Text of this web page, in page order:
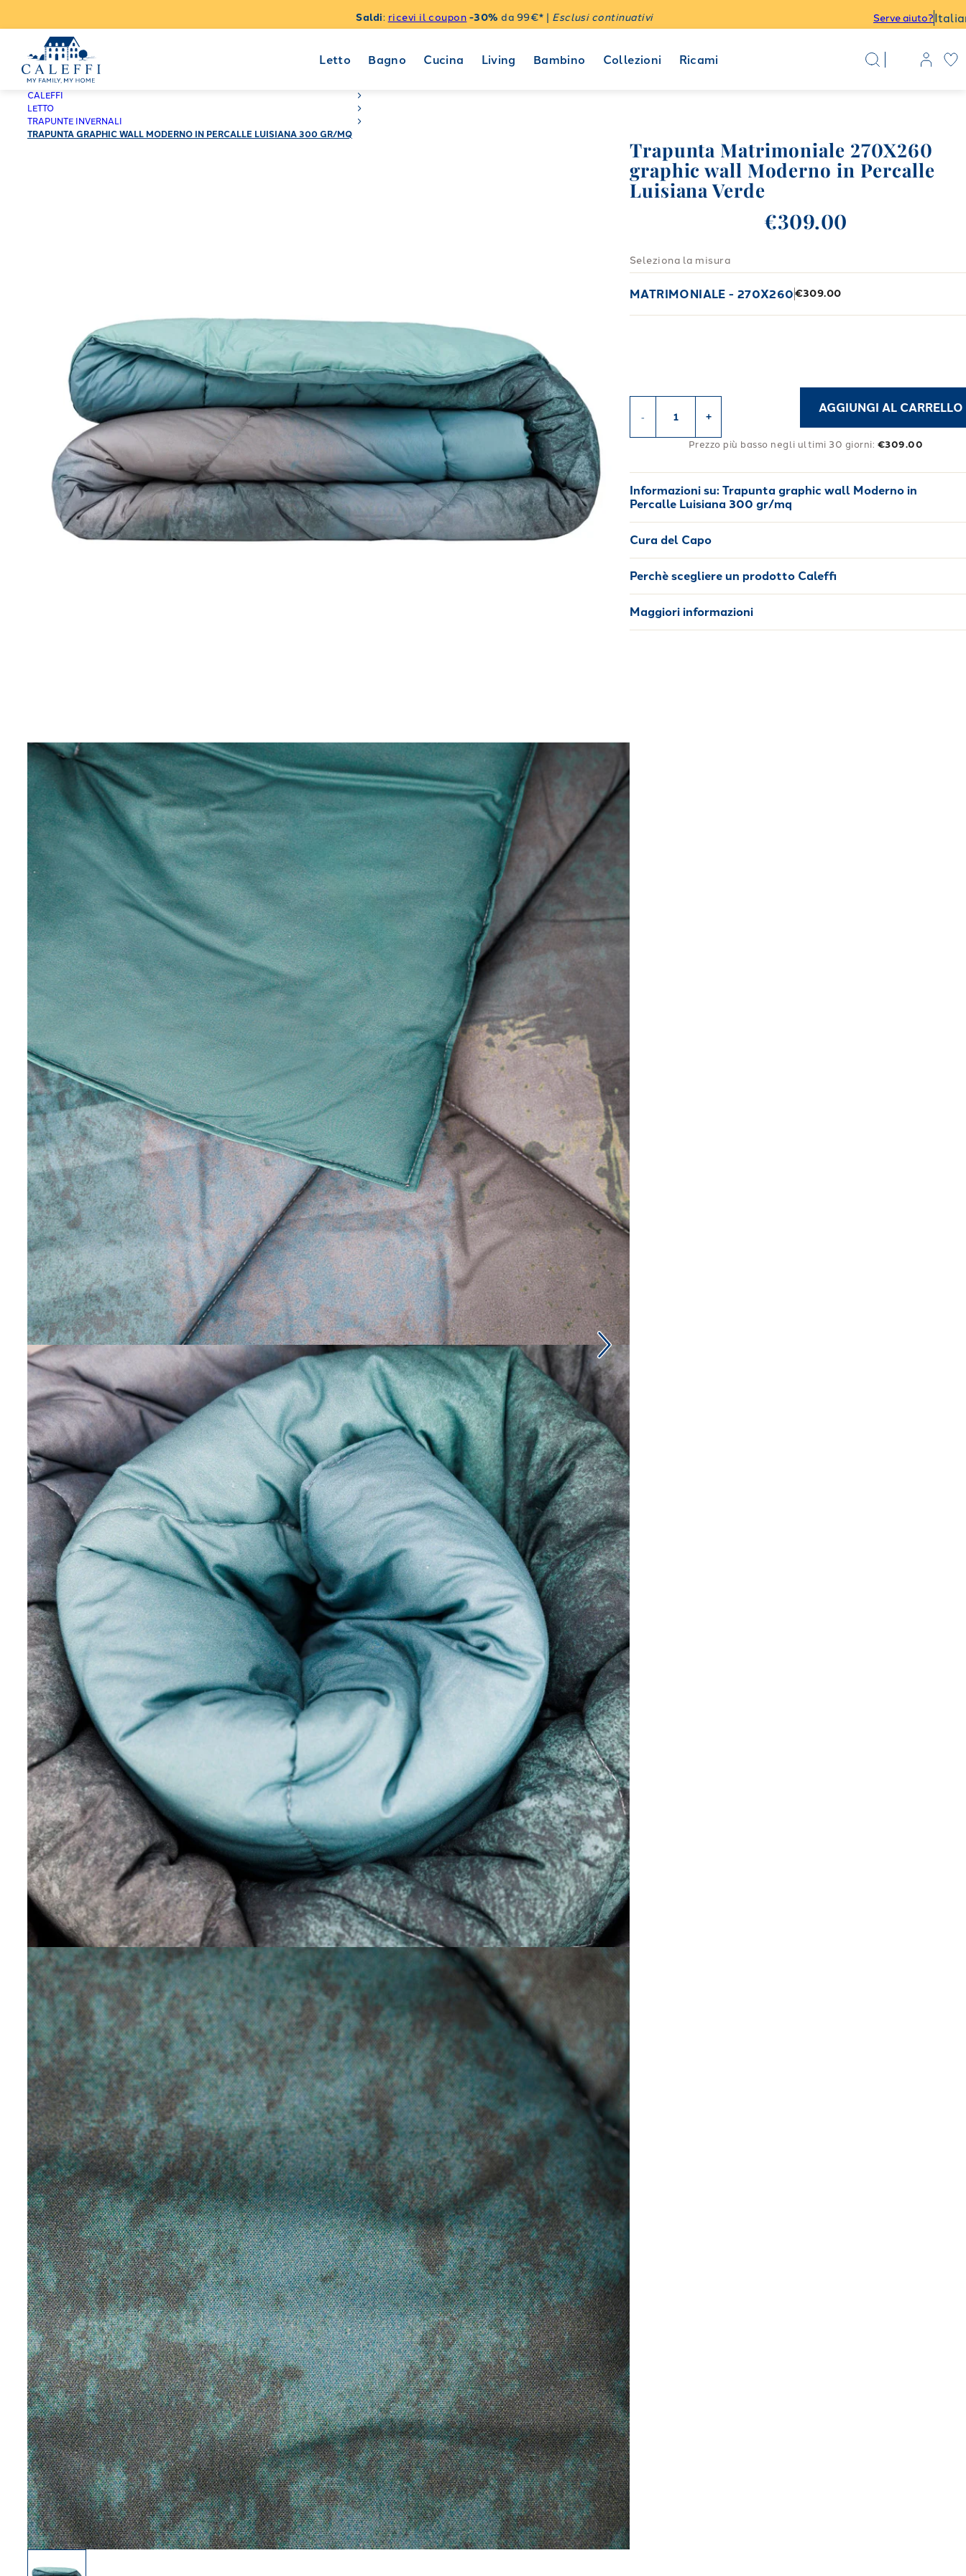
Saldi: ricevi il coupon -30% da 99€* | Esclusi continuativi Serve aiuto?
Letto Bagno Cucina Living Bambino Collezioni Ricami
CALEFFI
LETTO
TRAPUNTE INVERNALI
TRAPUNTA GRAPHIC WALL MODERNO IN PERCALLE LUISIANA 300 GR/MQ
Trapunta Matrimoniale 270X260
graphic wall Moderno in Percalle
Luisiana Verde
€309.00
Seleziona la misura
MATRIMONIALE - 270X260€309.00
- +
AGGIUNGI AL CARRELLO
Prezzo più basso negli ultimi 30 giorni: €309.00
Informazioni su: Trapunta graphic wall Moderno in
Percalle Luisiana 300 gr/mq
Cura del Capo
Perchè scegliere un prodotto Caleffi
Maggiori informazioni